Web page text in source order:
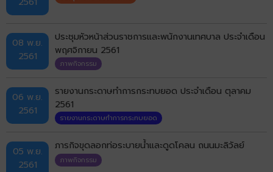
08 พ.ย.
2561
ประชุมหัวหน้าส่วนราชการและพนักงานเทศบาล ประจำเดือน
พฤศจิกายน 2561
ภาพกิจกรรม
06 พ.ย.
2561
รายงานกระดาษทำการกระทบยอด ประจำเดือน ตุลาคม
2561
รายงานกระดาษทำการกระทบยอด
05 พ.ย.
2561
ภารกิจขุดลอกท่อระบายน้ำและดูดโคลน ถนนมะลิวัลย์
ภาพกิจกรรม